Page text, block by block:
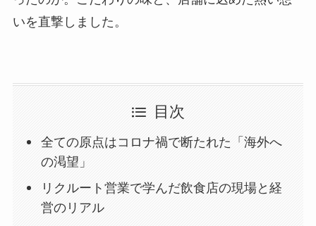
いを直撃しました。
目次
全ての原点はコロナ禍で断たれた「海外へ
の渇望」
リクルート営業で学んだ飲食店の現場と経
営のリアル